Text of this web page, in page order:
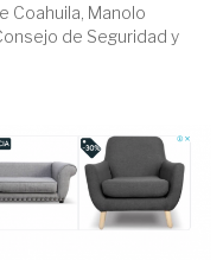
Coahuila, Manolo
de Seguridad y